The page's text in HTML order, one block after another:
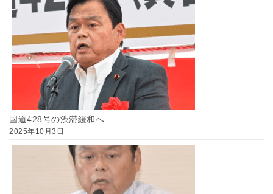
国道428号の渋滞緩和へ
2025年10月3日